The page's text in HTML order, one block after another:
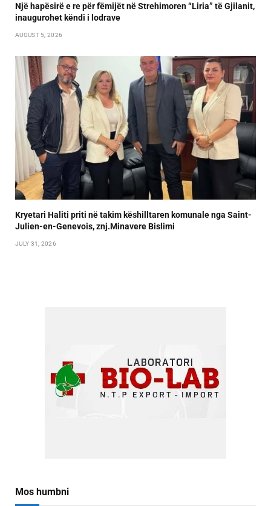
Një hapësirë e re për fëmijët në Strehimoren “Liria” të Gjilanit,
inaugurohet këndi i lodrave
AUGUST 5, 2026
Kryetari Haliti priti në takim këshilltaren komunale nga Saint-
Julien-en-Genevois, znj.Minavere Bislimi
JULY 31, 2026
Mos humbni